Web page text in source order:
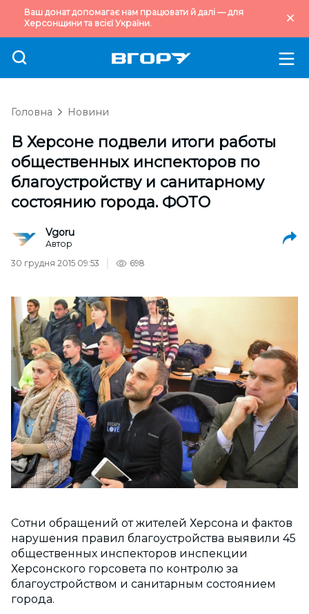
Ваш донат допомагає нам працювати й далі — для
Херсонщини та всієї України.
Головна Новини
В Херсоне подвели итоги работы
общественных инспекторов по
благоустройству и санитарному
состоянию города. ФОТО
Vgoru
Автор
30 грудня 2015 09:53
698
Сотни обращений от жителей Херсона и фактов
нарушения правил благоустройства выявили 45
общественных инспекторов инспекции
Херсонского горсовета по контролю за
благоустройством и санитарным состоянием
города.